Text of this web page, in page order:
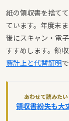
紙の領収書を捨て
ています。年度末
後にスキャン・電
すすめします。領
費計上と代替証明
あわせて読みたい
領収書紛失も大